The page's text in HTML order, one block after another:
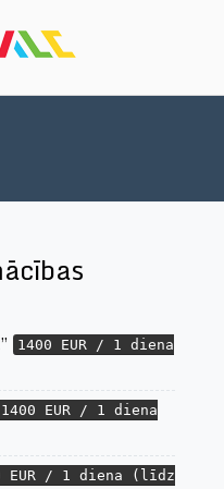
1400 EUR / 1 diena
1400 EUR / 1 diena
EUR / 1 diena (līdz